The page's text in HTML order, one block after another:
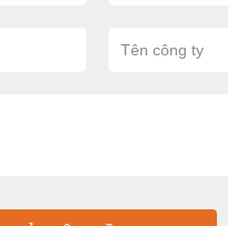
Tên công ty